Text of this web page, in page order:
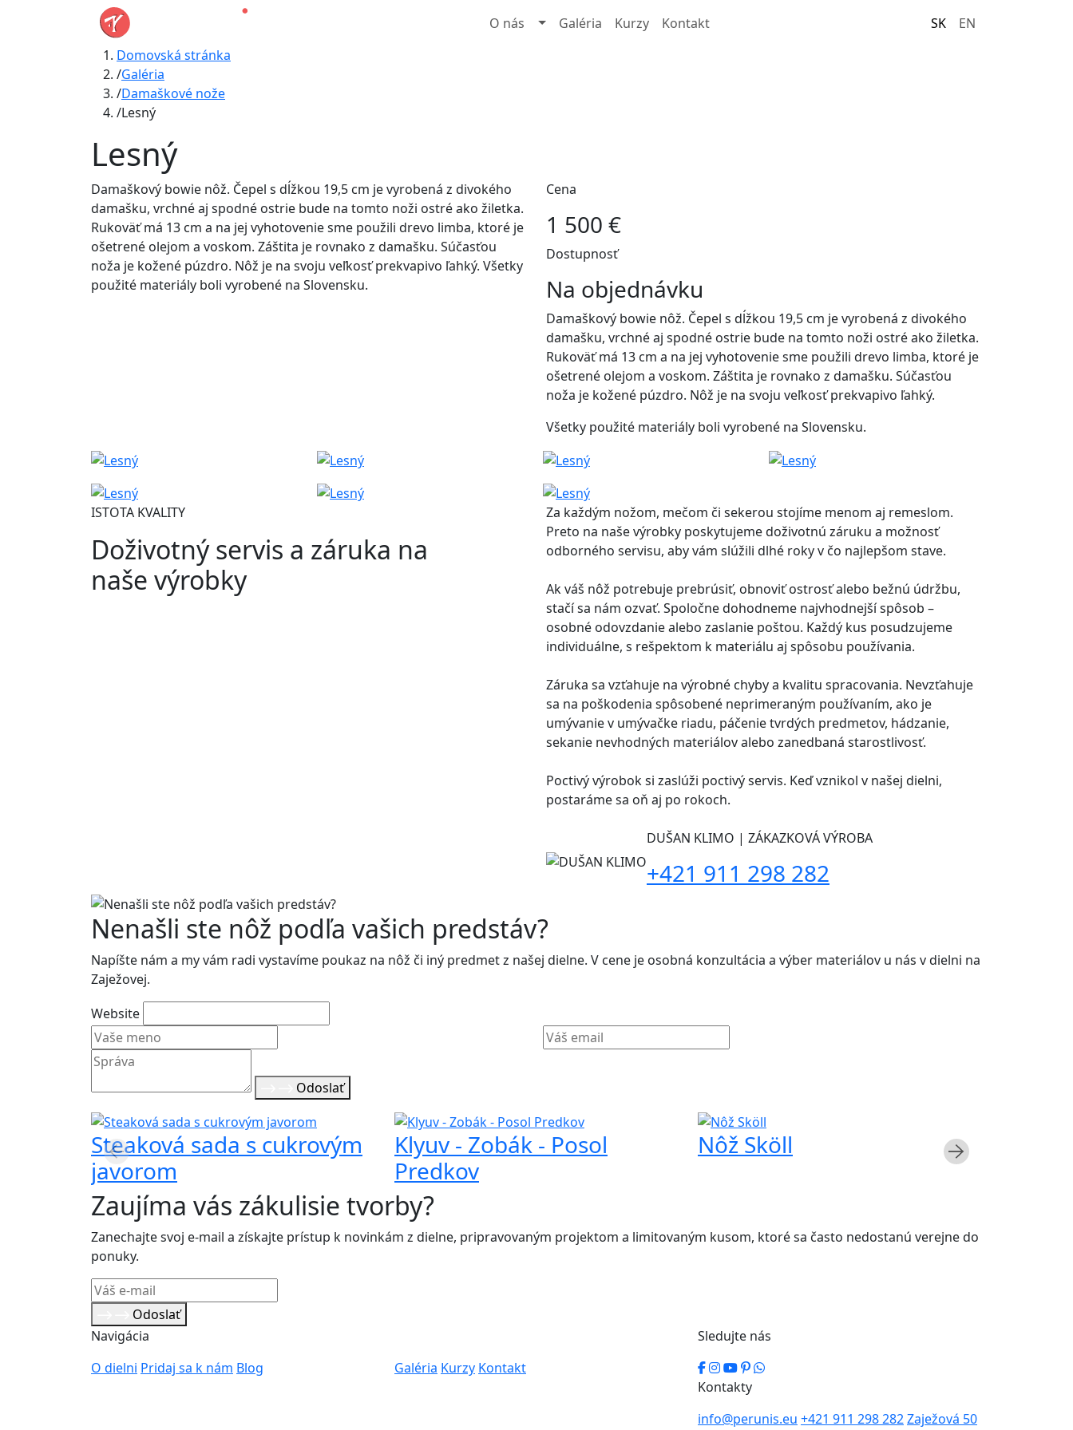
O nás Galéria Kurzy Kontakt SK
EN
Domovská stránka
Galéria
Damaškové nože
Lesný
Lesný
Damaškový bowie nôž. Čepel s dĺžkou 19,5 cm je vyrobená z divokého
damašku, vrchné aj spodné ostrie bude na tomto noži ostré ako žiletka.
Rukoväť má 13 cm a na jej vyhotovenie sme použili drevo limba, ktoré je
ošetrené olejom a voskom. Záštita je rovnako z damašku. Súčasťou
noža je kožené púzdro. Nôž je na svoju veľkosť prekvapivo ľahký. Všetky
použité materiály boli vyrobené na Slovensku.
Cena
1 500 €
Dostupnosť
Na objednávku
Damaškový bowie nôž. Čepel s dĺžkou 19,5 cm je vyrobená z divokého
damašku, vrchné aj spodné ostrie bude na tomto noži ostré ako žiletka.
Rukoväť má 13 cm a na jej vyhotovenie sme použili drevo limba, ktoré je
ošetrené olejom a voskom. Záštita je rovnako z damašku. Súčasťou
noža je kožené púzdro. Nôž je na svoju veľkosť prekvapivo ľahký.
Všetky použité materiály boli vyrobené na Slovensku.
ISTOTA KVALITY
Doživotný servis a záruka na
naše výrobky
Za každým nožom, mečom či sekerou stojíme menom aj remeslom.
Preto na naše výrobky poskytujeme doživotnú záruku a možnosť
odborného servisu, aby vám slúžili dlhé roky v čo najlepšom stave.
Ak váš nôž potrebuje prebrúsiť, obnoviť ostrosť alebo bežnú údržbu,
stačí sa nám ozvať. Spoločne dohodneme najvhodnejší spôsob –
osobné odovzdanie alebo zaslanie poštou. Každý kus posudzujeme
individuálne, s rešpektom k materiálu aj spôsobu používania.
Záruka sa vzťahuje na výrobné chyby a kvalitu spracovania. Nevzťahuje
sa na poškodenia spôsobené neprimeraným používaním, ako je
umývanie v umývačke riadu, páčenie tvrdých predmetov, hádzanie,
sekanie nevhodných materiálov alebo zanedbaná starostlivosť.
Poctivý výrobok si zaslúži poctivý servis. Keď vznikol v našej dielni,
postaráme sa oň aj po rokoch.
DUŠAN KLIMO | ZÁKAZKOVÁ VÝROBA
+421 911 298 282
Nenašli ste nôž podľa vašich predstáv?
Napíšte nám a my vám radi vystavíme poukaz na nôž či iný predmet z našej dielne. V cene je osobná konzultácia a výber materiálov u nás v dielni na
Zaježovej.
Website
Odoslať
Steaková sada s cukrovým
javorom
Klyuv - Zobák - Posol
Predkov
Nôž Sköll
Zaujíma vás zákulisie tvorby?
Zanechajte svoj e-mail a získajte prístup k novinkám z dielne, pripravovaným projektom a limitovaným kusom, ktoré sa často nedostanú verejne do
ponuky.
Odoslať
Navigácia
O dielni Pridaj sa k nám Blog Galéria Kurzy Kontakt
Sledujte nás
Kontakty
info@perunis.eu +421 911 298 282Zaježová 50